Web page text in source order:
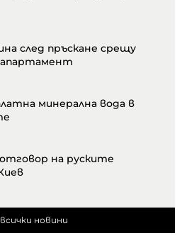
след пръскане срещу
апартамент
минерална вода в
на руските
новини